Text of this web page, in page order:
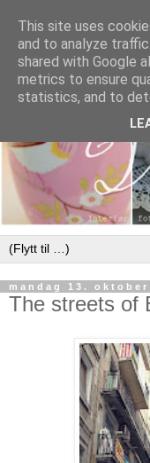
mandag 13. oktober
The streets of
This site uses
and to analyze
shared with Google
metrics to ensure
statistics, and to